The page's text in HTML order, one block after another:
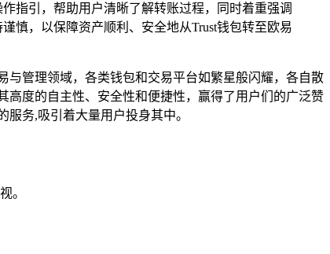
指引，帮助用户清晰了解转账过程，同时着重强调
慎，以保障资产顺利、安全地从Trust钱包转至欧易
管理领域，各类钱包和交易平台如繁星般闪耀，各自散
度的自主性、安全性和便捷性，赢得了用户们的广泛赞
务,吸引着大量用户投身其中。
。